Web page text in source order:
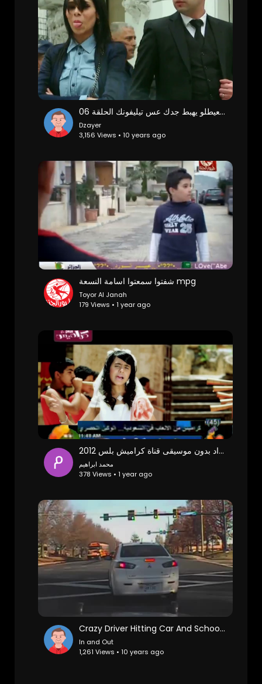
خويا كوميسار ضرك نعيطلو يهبط جدك عس تيليفونك الحلقة 06
Dzayer
3,156 Views • 10 years ago
شفتوا سمعتوا اسامة النسعة mpg
Toyor Al Janah
179 Views • 1 year ago
شاف حالو بشرى عواد بدون موسيقى قناة كراميش بلس 2012
محمد ابراهيم
378 Views • 1 year ago
Crazy Driver Hitting Car And School Bus Head-On
In and Out
1,261 Views • 10 years ago